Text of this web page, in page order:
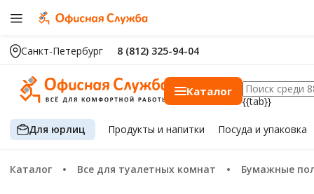
Санкт-Петербург 8 (812) 325-94-04
Каталог
{{tab}}
Для юрлиц Продуктыи напитки Посуда и упаковка
Каталог Все для туалетных комнат Бумажные